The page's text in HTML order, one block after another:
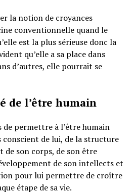
la notion de croyances
conventionnelle quand le
est la plus sérieuse donc la
qu’elle a sa place dans
d’autres, elle pourrait se
de l’être humain
permettre à l’être humain
conscient de lui, de la structure
son corps, de son être
de son intellects et
pour lui permettre de croître
étape de sa vie.